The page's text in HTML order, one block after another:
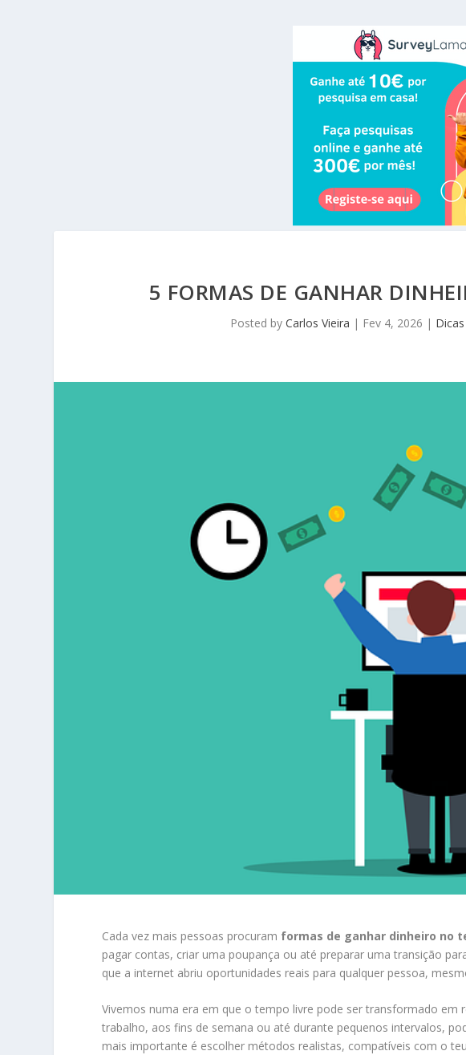
5 FORMAS DE GANHAR
Posted by Carlos Vieira | Fev 4, 2026 |
Cada vez mais pessoas procuram formas de ganhar dinheiro no
pagar contas, criar uma poupança ou até preparar uma transição
que a internet abriu oportunidades reais para qualquer pessoa,
Vivemos numa era em que o tempo livre pode ser transformado em
trabalho, aos fins de semana ou até durante pequenos intervalos,
mais importante é escolher métodos realistas, compatíveis com o